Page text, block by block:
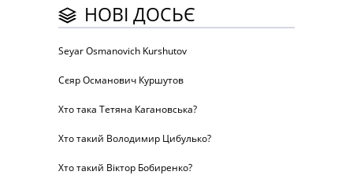
НОВІ ДОСЬЄ
Seyar Osmanovich Kurshutov
Сєяр Османович Куршутов
Хто така Тетяна Кагановська?
Хто такий Володимир Цибулько?
Хто такий Віктор Бобиренко?